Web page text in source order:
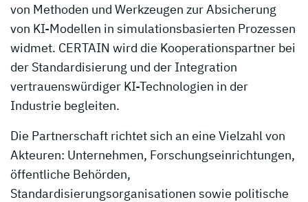
von Methoden und Werkzeugen zur Absicherung
von KI-Modellen in simulationsbasierten Prozessen
widmet. CERTAIN wird die Kooperationspartner bei
der Standardisierung und der Integration
vertrauenswürdiger KI-Technologien in der
Industrie begleiten.
Die Partnerschaft richtet sich an eine Vielzahl von
Akteuren: Unternehmen, Forschungseinrichtungen,
öffentliche Behörden,
Standardisierungsorganisationen sowie politische